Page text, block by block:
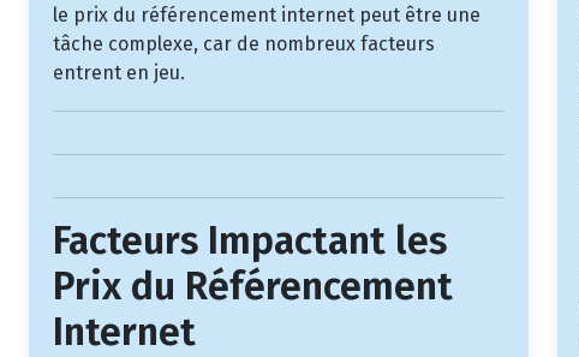
le prix du référencement internet peut être une
tâche complexe, car de nombreux facteurs
entrent en jeu.
Facteurs Impactant les
Prix du Référencement
Internet